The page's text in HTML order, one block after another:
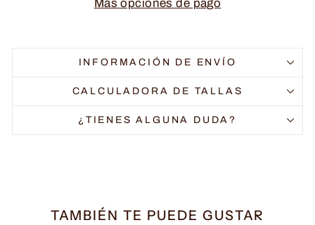
Más opciones de pago
INFORMACIÓN DE ENVÍO
CALCULADORA DE TALLAS
¿TIENES ALGUNA DUDA?
TAMBIÉN TE PUEDE GUSTAR